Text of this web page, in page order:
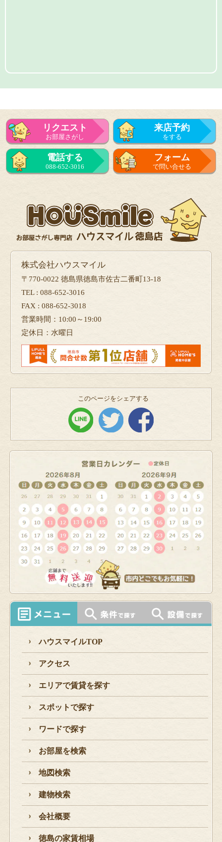
リクエスト
お部屋さがし
来店予約
をする
電話する
088-652-3016
フォーム
で問い合せる
株式会社ハウスマイル
〒770-0022 徳島県徳島市佐古二番町13-18
TEL : 088-652-3016
FAX : 088-652-3018
営業時間：10:00～19:00
定休日：水曜日
このページをシェアする
ハウスマイルTOP
アクセス
エリアで賃貸を探す
スポットで探す
ワードで探す
お部屋を検索
地図検索
建物検索
会社概要
徳島の家賃相場